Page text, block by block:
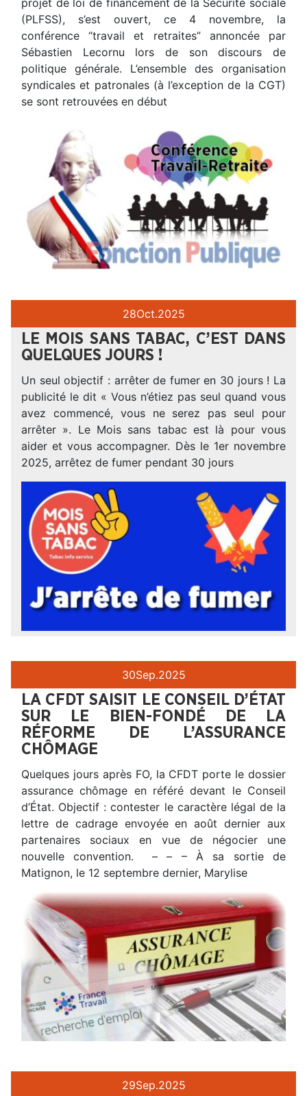
projet de loi de financement de la Sécurité sociale
(PLFSS), s’est ouvert, ce 4 novembre, la
conférence “travail et retraites” annoncée par
Sébastien Lecornu lors de son discours de
politique générale. L’ensemble des organisation
syndicales et patronales (à l’exception de la CGT)
se sont retrouvées en début
28Oct.2025
LE MOIS SANS TABAC, C’EST DANS
QUELQUES JOURS !
Un seul objectif : arrêter de fumer en 30 jours ! La
publicité le dit « Vous n’étiez pas seul quand vous
avez commencé, vous ne serez pas seul pour
arrêter ». Le Mois sans tabac est là pour vous
aider et vous accompagner. Dès le 1er novembre
2025, arrêtez de fumer pendant 30 jours
30Sep.2025
LA CFDT SAISIT LE CONSEIL D’ÉTAT
SUR LE BIEN-FONDÉ DE LA
RÉFORME DE L’ASSURANCE
CHÔMAGE
Quelques jours après FO, la CFDT porte le dossier
assurance chômage en référé devant le Conseil
d’État. Objectif : contester le caractère légal de la
lettre de cadrage envoyée en août dernier aux
partenaires sociaux en vue de négocier une
nouvelle convention. – – – À sa sortie de
Matignon, le 12 septembre dernier, Marylise
29Sep.2025